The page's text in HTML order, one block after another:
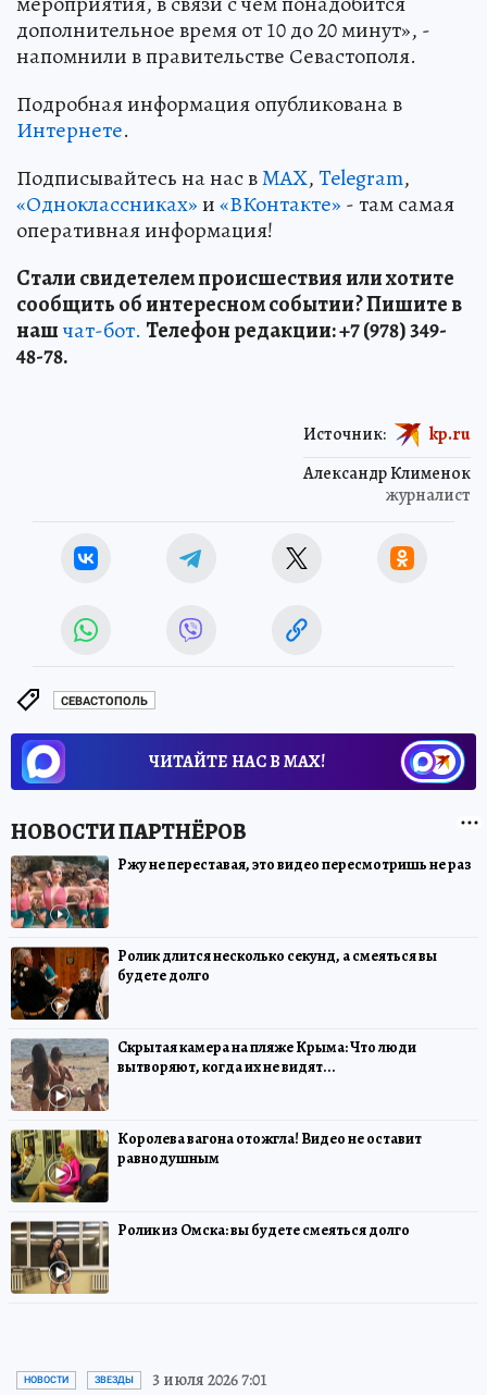
дополнительное время от 10 до 20 минут», -
напомнили в правительстве Севастополя.
Подробная информация опубликована в
Интернете.
Подписывайтесь на нас вMAX,Telegram,
«Одноклассниках»и«ВКонтакте» - там самая
оперативная информация!
Стали свидетелем происшествия или хотите
сообщить об интересном событии? Пишите в
нашчат-бот. Телефон редакции: +7 (978) 349-
48-78.
Александр Клименок
журналист
Источник: kp.ru
СЕВАСТОПОЛЬ
ЧИТАЙТЕ НАС В МАХ!
Ржу не переставая, это видео пересмотришь не раз
Ролик длится несколько секунд, а смеяться вы
будете долго
Скрытая камера на пляже Крыма: Что люди
вытворяют, когда их не видят...
Королева вагона отожгла! Видео не оставит
равнодушным
Ролик из Омска: вы будете смеяться долго
НОВОСТИ ЗВЕЗДЫ 3 июля 2026 7:01